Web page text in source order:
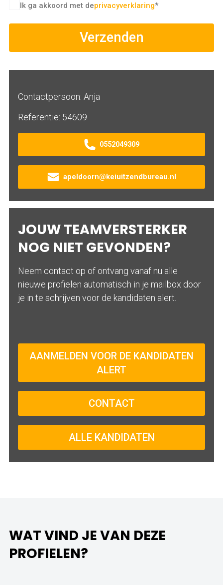
Ik ga akkoord met deprivacyverklaring*
Verzenden
Contactpersoon: Anja
Referentie: 54609
0552049309
apeldoorn@keiuitzendbureau.nl
JOUW TEAMVERSTERKER
NOG NIET GEVONDEN?
Neem contact op of ontvang vanaf nu alle
nieuwe profielen automatisch in je mailbox door
je in te schrijven voor de kandidaten alert.
AANMELDEN VOOR DE KANDIDATEN
ALERT
CONTACT
ALLE KANDIDATEN
WAT VIND JE VAN DEZE
PROFIELEN?